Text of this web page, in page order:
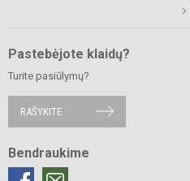
Pastebėjote klaidų?
Turite pasiūlymų?
RAŠYKITE
Bendraukime